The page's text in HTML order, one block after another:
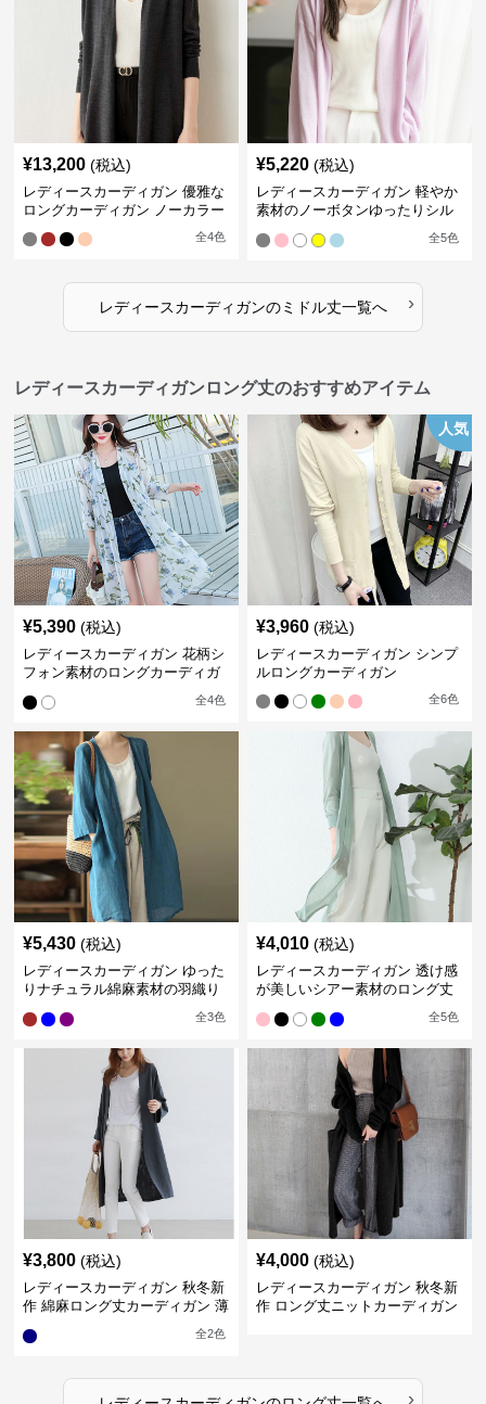
¥13,200 (税込)
レディースカーディガン 優雅な
ロングカーディガン ノーカラー
全4色
¥5,220 (税込)
レディースカーディガン 軽やか
素材のノーボタンゆったりシル
全5色
レディースカーディガンのミドル丈一覧へ ›
レディースカーディガンロング丈のおすすめアイテム
¥5,390 (税込)
レディースカーディガン 花柄シ
フォン素材のロングカーディガ
全4色
人気
¥3,960 (税込)
レディースカーディガン シンプ
ルロングカーディガン
全6色
¥5,430 (税込)
レディースカーディガン ゆった
りナチュラル綿麻素材の羽織り
全3色
¥4,010 (税込)
レディースカーディガン 透け感
が美しいシアー素材のロング丈
全5色
¥3,800 (税込)
レディースカーディガン 秋冬新
作 綿麻ロング丈カーディガン 薄
全2色
¥4,000 (税込)
レディースカーディガン 秋冬新
作 ロング丈ニットカーディガン
›